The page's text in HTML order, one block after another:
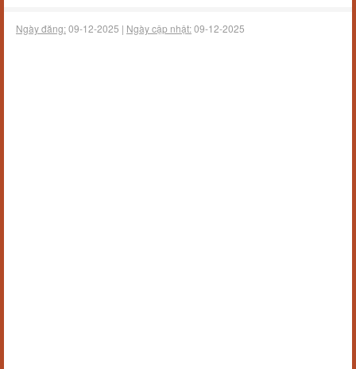
Ngày đăng:09-12-2025 | Ngày cập nhật:09-12-2025